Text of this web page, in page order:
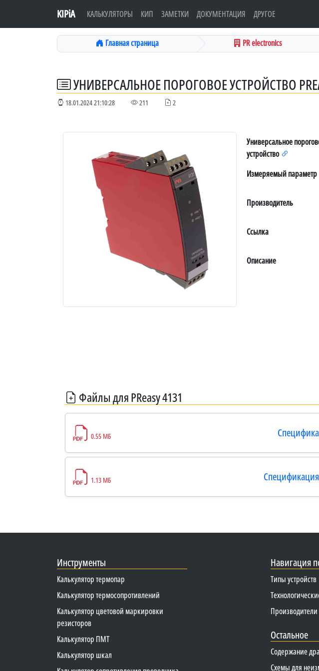
KIPiA КАЛЬКУЛЯТОРЫ КИП ЗАМЕТКИ ДОКУМЕНТАЦИЯ ДРУГОЕ
Главная страница PR electronics
УНИВЕРСАЛЬНОЕ ПОРОГОВОЕ УСТРОЙСТВО
18.01.2024 21:10:28 211 2
Универсальное
устройство
Измеряемый параметр
Производитель
Ссылка
Описание
Файлы для PReasy 4131
0.55 МБ
1.13 МБ
Инструменты
Калькулятор термопар
Калькулятор термосопротивлений
Калькулятор цветовой маркировки
резисторов
Калькулятор ПМТ
Калькулятор шкал
Навигация
Типы устройств
Производители
Остальное
Содержание
Схемы для